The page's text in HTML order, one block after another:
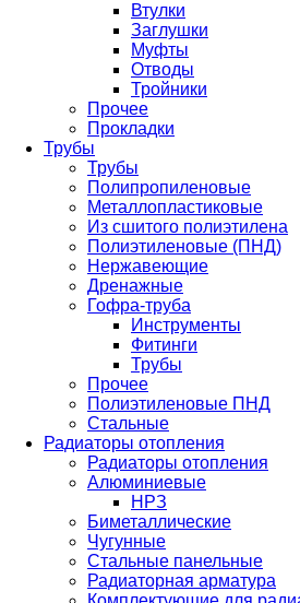
Втулки
Заглушки
Муфты
Отводы
Тройники
Прочее
Прокладки
Трубы
Трубы
Полипропиленовые
Металлопластиковые
Из сшитого полиэтилена
Полиэтиленовые (ПНД)
Нержавеющие
Дренажные
Гофра-труба
Инструменты
Фитинги
Трубы
Прочее
Полиэтиленовые ПНД
Стальные
Радиаторы отопления
Радиаторы отопления
Алюминиевые
НРЗ
Биметаллические
Чугунные
Стальные панельные
Радиаторная арматура